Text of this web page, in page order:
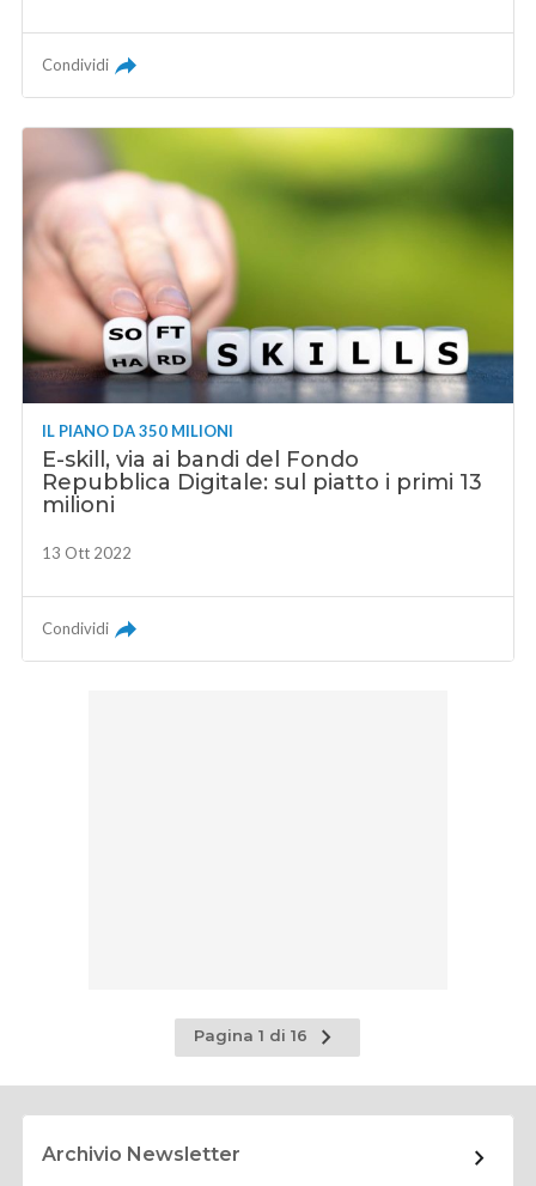
Condividi
IL PIANO DA 350 MILIONI
E-skill, via ai bandi del Fondo
Repubblica Digitale: sul piatto i primi 13
milioni
13 Ott 2022
Condividi
Pagina 1 di 16
Pagina
successiva
Archivio Newsletter